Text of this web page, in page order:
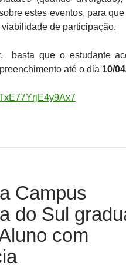
estes eventos, para
de participação.
basta que o estudante
até o dia 10/
Campus
do Sul
com